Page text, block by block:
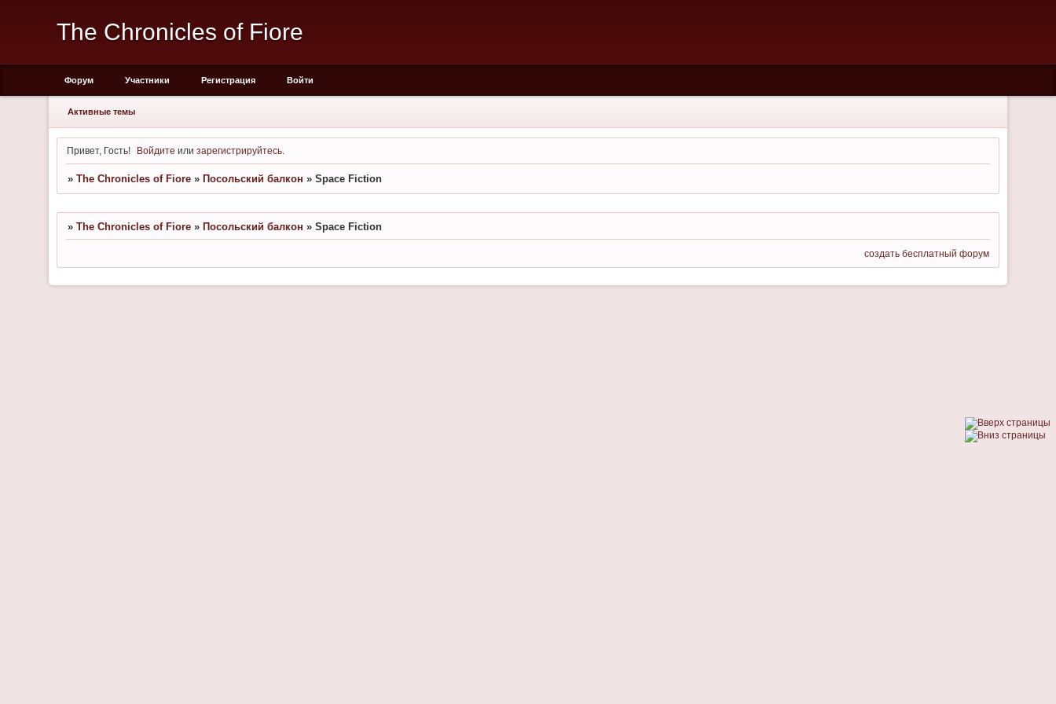
The Chronicles of Fiore
Форум Участники Регистрация Войти
Активные темы
Привет, Гость! Войдите илизарегистрируйтесь
» The Chronicles of Fiore » Посольский балкон » Space Fiction
» The Chronicles of Fiore » Посольский балкон » Space Fiction
создать бесплатный форум